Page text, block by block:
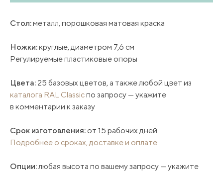
Стол:металл, порошковая матовая краска
Ножки:круглые, диаметром 7,6 см
Регулируемые пластиковые опоры
Цвета: 25 базовых цветов, а также любой цвет из
каталога RAL Classicпо запросу — укажите
в комментарии к заказу
Срок изготовления: от 15 рабочих дней
Подробнее о сроках, доставке и оплате
Опции: любая высота по вашему запросу — укажите